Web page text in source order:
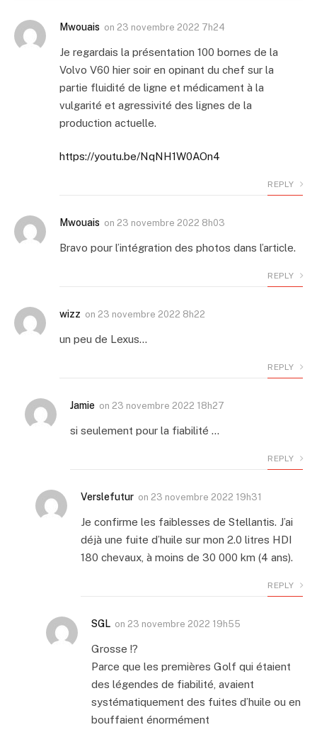
Mwouais on 23 novembre 2022 7h24
Je regardais la présentation 100 bornes de la
Volvo V60 hier soir en opinant du chef sur la
partie fluidité de ligne et médicament à la
vulgarité et agressivité des lignes de la
production actuelle.
https://youtu.be/NqNH1W0AOn4
REPLY
Mwouais on 23 novembre 2022 8h03
Bravo pour l’intégration des photos dans l’article.
REPLY
wizz on 23 novembre 2022 8h22
un peu de Lexus…
REPLY
Jamie on 23 novembre 2022 18h27
si seulement pour la fiabilité …
REPLY
Verslefutur on 23 novembre 2022 19h31
Je confirme les faiblesses de Stellantis. J’ai
déjà une fuite d’huile sur mon 2.0 litres HDI
180 chevaux, à moins de 30 000 km (4 ans).
REPLY
SGL on 23 novembre 2022 19h55
Grosse !?
Parce que les premières Golf qui étaient
des légendes de fiabilité, avaient
systématiquement des fuites d’huile ou en
bouffaient énormément